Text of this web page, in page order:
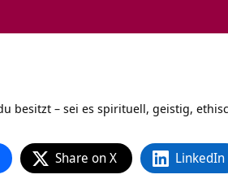
besitzt – sei es spirituell, geistig,
Share on X LinkedIn